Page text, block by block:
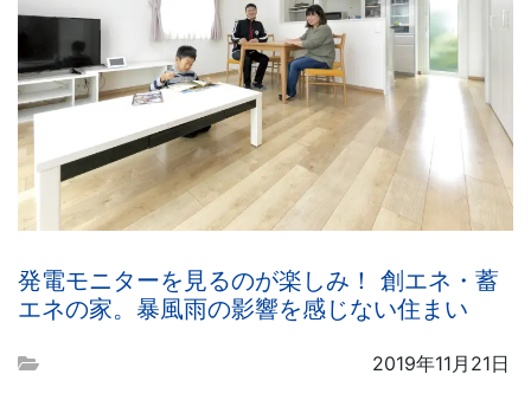
発電モニターを見るのが楽しみ！ 創エネ・蓄
エネの家。暴風雨の影響を感じない住まい
2019年11月21日